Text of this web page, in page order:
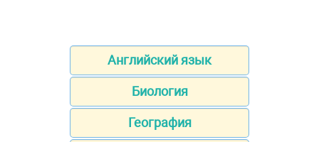
Английский язык
Биология
География